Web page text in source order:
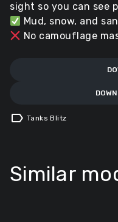
sight so you can see
Mud, snow, and
No camouflage
label Tanks Blitz
Similar